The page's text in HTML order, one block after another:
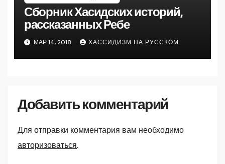
Сборник Хасидских историй,
рассказанных Ребе
МАР 14, 2018 ХАССИДИЗМ НА РУССКОМ
Добавить комментарий
Для отправки комментария вам необходимо
авторизоваться.